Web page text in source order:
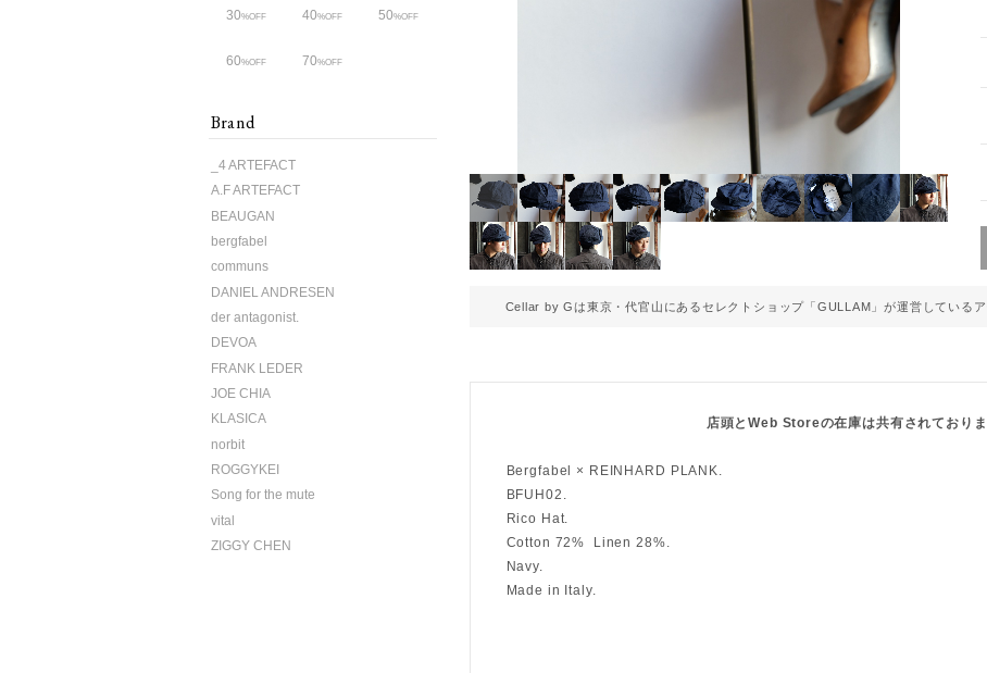
Cellar by Gは東京・代官山にあるセレクトショップ「GULLAM」が運営している
店頭とWeb Storeの在庫は共有されておりま
Bergfabel × REINHARD PLANK.
BFUH02.
Rico Hat.
Cotton 72% Linen 28%.
Navy.
Made in Italy.
30%OFF 40%OFF 50%OFF
60%OFF 70%OFF
Brand
_4 ARTEFACT
A.F ARTEFACT
BEAUGAN
bergfabel
communs
DANIEL ANDRESEN
der antagonist.
DEVOA
FRANK LEDER
JOE CHIA
KLASICA
norbit
ROGGYKEI
Song for the mute
vital
ZIGGY CHEN